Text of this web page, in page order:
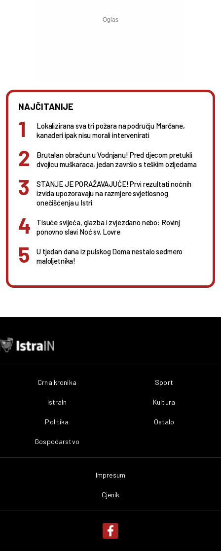
NAJČITANIJE
Lokalizirana sva tri požara na području Marčane,
kanaderi ipak nisu morali intervenirati
Brutalan obračun u Vodnjanu! Pred djecom pretukli
dvojicu muškaraca, jedan završio s teškim ozljedama
STANJE JE PORAŽAVAJUĆE! Prvi rezultati noćnih
izvida upozoravaju na razmjere svjetlosnog
onečišćenja u Istri
Tisuće svijeća, glazba i zvjezdano nebo: Rovinj
ponovno slavi Noć sv. Lovre
U tjedan dana iz pulskog Doma nestalo sedmero
maloljetnika!
Crna kronika
IstraIn
Politika
Gospodarstvo
Sport
Kultura
Ostalo
Impresum
Cjenik